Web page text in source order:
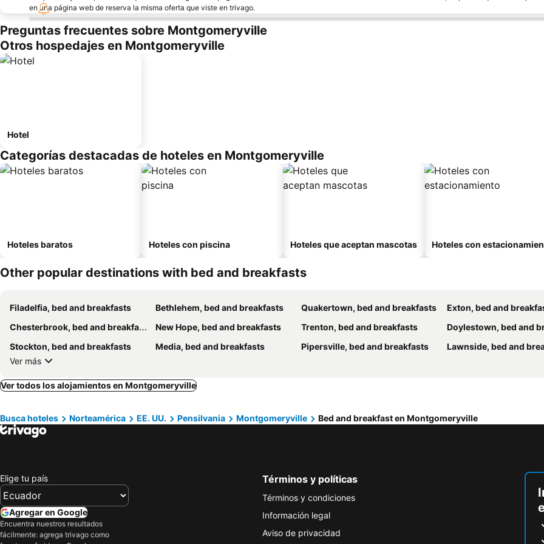
en una página web de reserva la misma oferta que viste en trivago.
Preguntas frecuentes sobre Montgomeryville
Otros hospedajes en Montgomeryville
Hotel
Categorías destacadas de hoteles en Montgomeryville
Hoteles baratos Hoteles con piscina Hoteles que aceptan mascotas Hoteles con
Other popular destinations with bed and breakfasts
Filadelfia, bed and breakfasts Bethlehem, bed and breakfasts Quakertown, bed and breakfasts
Exton, bed and
Chesterbrook, bed and breakfasts
New Hope, bed and breakfasts Trenton, bed and breakfasts
Doylestown, bed and
Stockton, bed and breakfasts
Media, bed and breakfasts Pipersville, bed and breakfasts
Lawnside, bed and
Ver más
Ver todos los alojamientos en Montgomeryville
Busca hoteles Norteamérica EE. UU. Pensilvania Montgomeryville Bed and breakfast en Montgomeryville
Elige tu país
Agregar en Google
Encuentra nuestros resultados
fácilmente: agrega trivago como
Términos y políticas
Términos y condiciones
Información legal
Aviso de privacidad